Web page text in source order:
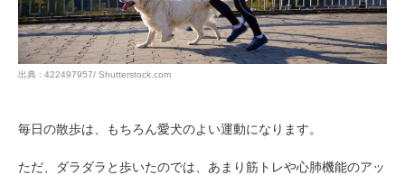
出典 : 422497957/ Shutterstock.com
毎日の散歩は、もちろん愛犬のよい運動になります。
ただ、ダラダラと歩いたのでは、あまり筋トレや心肺機能のアッ